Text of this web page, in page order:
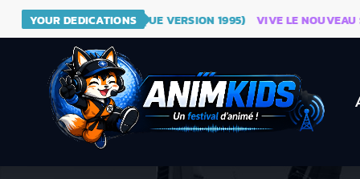
YOUR DEDICATIONS
BALL (GÉNÉRIQUE VERSION 1995) VIVE LE NOUVEAU SITE